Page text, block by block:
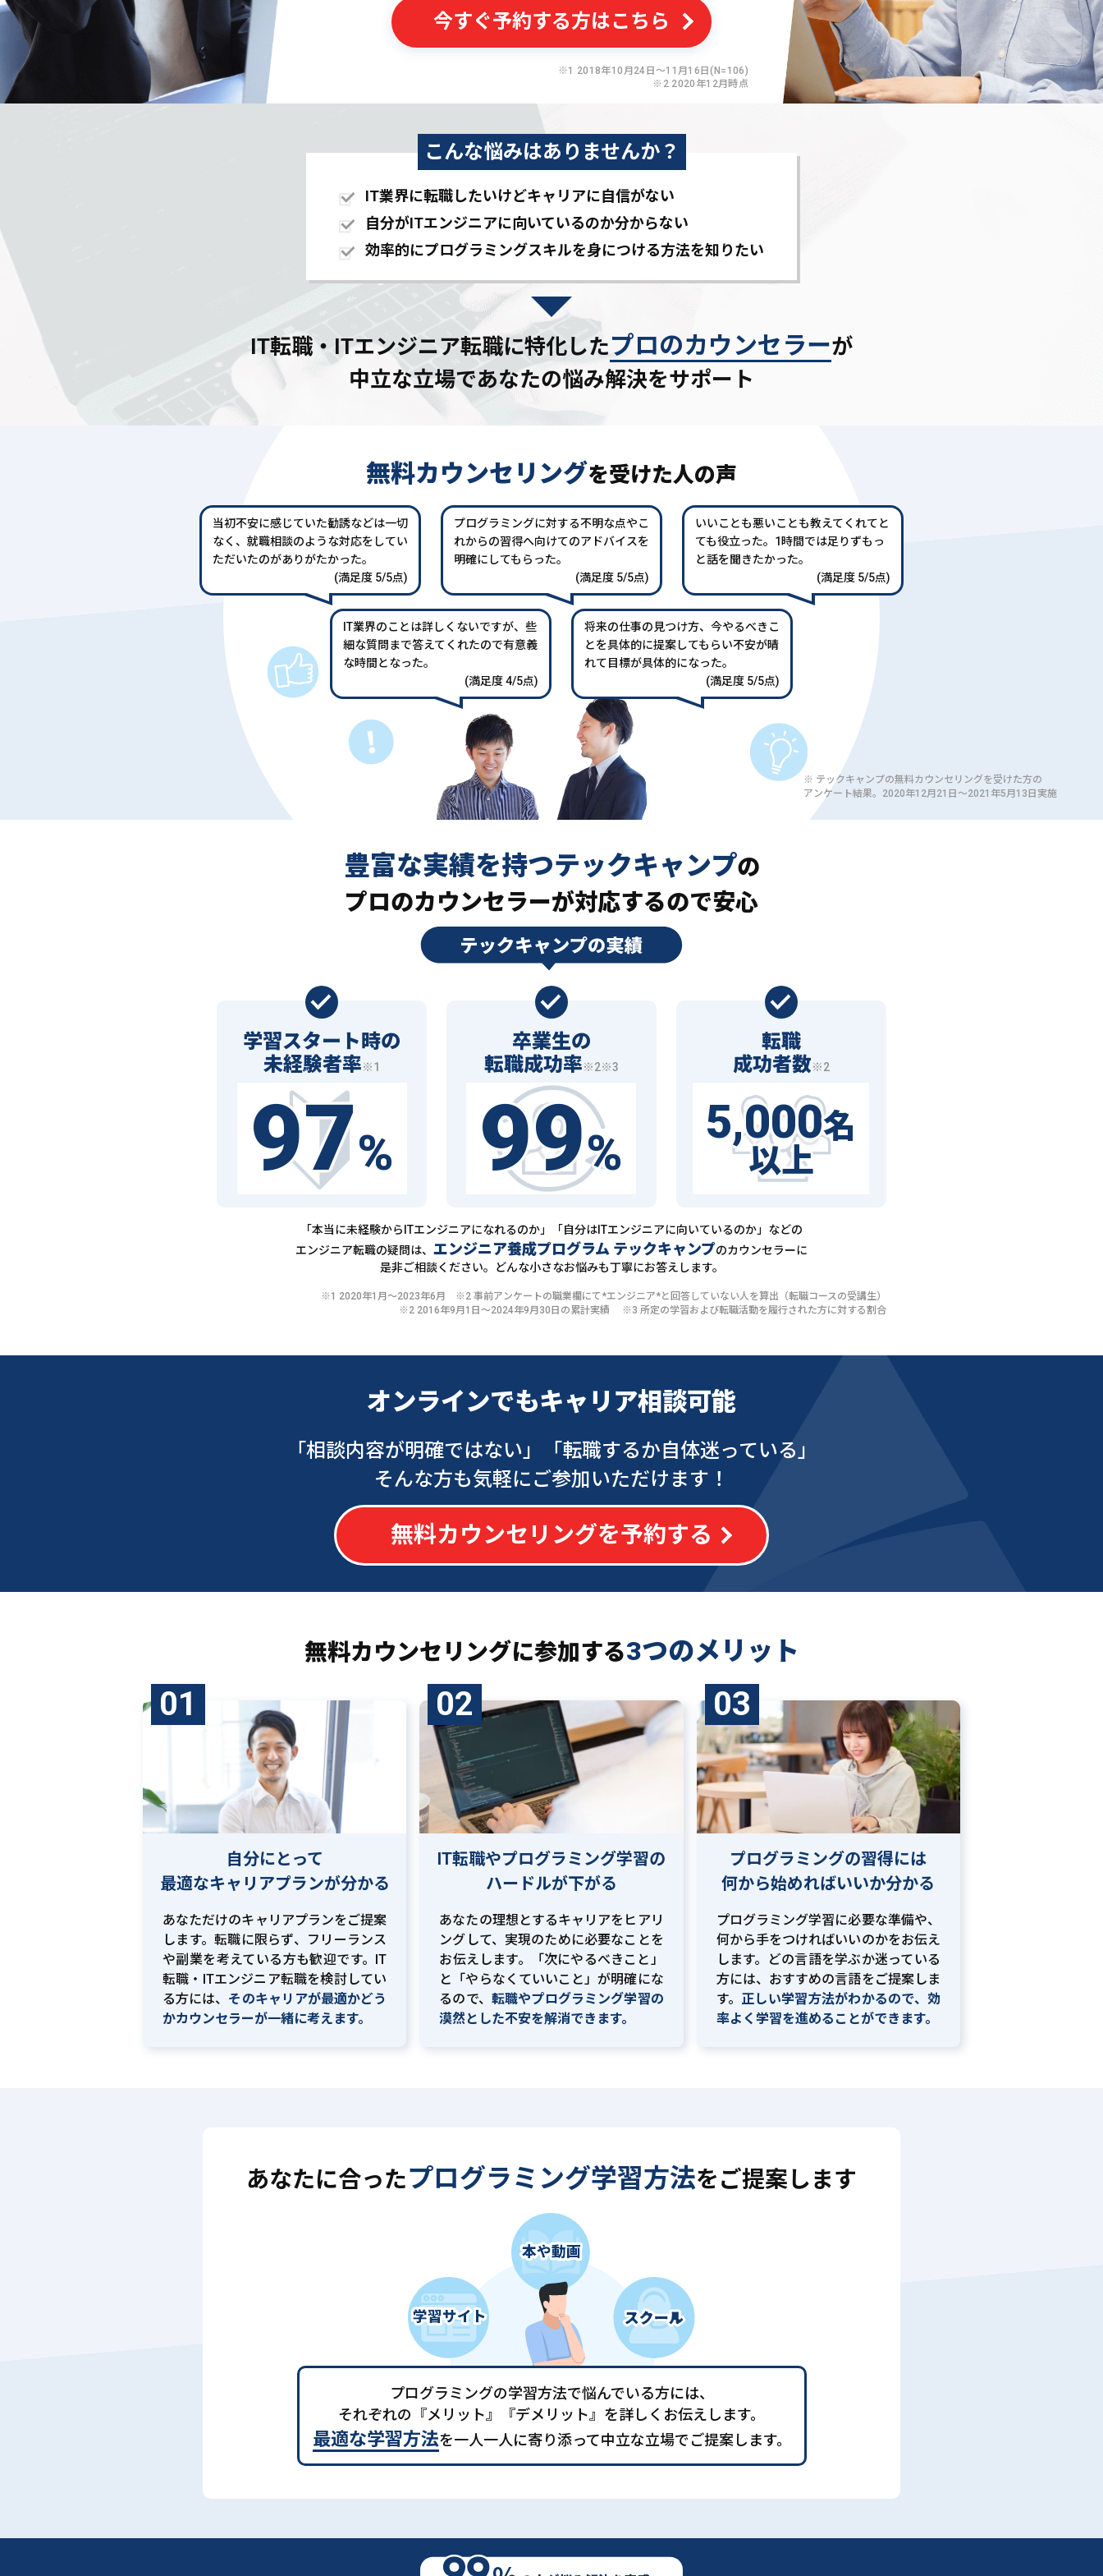
今すぐ予約する方はこちら
※1 2018年10月24日〜11月16日(N=106)
※2 2020年12月時点
こんな悩みはありませんか？
IT業界に転職したいけどキャリアに自信がない
自分がITエンジニアに向いているのか分からない
効率的にプログラミングスキルを身につける方法を知りたい
IT転職・ITエンジニア転職に特化したプロのカウンセラーが
中立な立場であなたの悩み解決をサポート
無料カウンセリングを受けた人の声
当初不安に感じていた勧誘などは一切
なく、就職相談のような対応をしてい
ただいたのがありがたかった。
(満足度 5/5点)
プログラミングに対する不明な点やこ
れからの習得へ向けてのアドバイスを
明確にしてもらった。
(満足度 5/5点)
いいことも悪いことも教えてくれてと
ても役立った。1時間では足りずもっ
と話を聞きたかった。
(満足度 5/5点)
IT業界のことは詳しくないですが、些
細な質問まで答えてくれたので有意義
な時間となった。
(満足度 4/5点)
将来の仕事の見つけ方、今やるべきこ
とを具体的に提案してもらい不安が晴
れて目標が具体的になった。
(満足度 5/5点)
※ テックキャンプの無料カウンセリングを受けた方の
アンケート結果。2020年12月21日〜2021年5月13日実施
豊富な実績を持つテックキャンプの
プロのカウンセラーが対応するので安心
学習スタート時の
未経験者率※1
97%
卒業生の
転職成功率※2※3
99%
転職
成功者数※2
5,000名
以上
「本当に未経験からITエンジニアになれるのか」「自分はITエンジニアに向いているのか」などの
エンジニア転職の疑問は、 エンジニア養成プログラム テックキャンプのカウンセラーに
是非ご相談ください。どんな小さなお悩みも丁寧にお答えします。
※1 2020年1月〜2023年6月 ※2 事前アンケートの職業欄にて*エンジニア*と回答していない人を算出（転職コースの受講生）
※2 2016年9月1日〜2024年9月30日の累計実績 ※3 所定の学習および転職活動を履行された方に対する割合
オンラインでもキャリア相談可能
「相談内容が明確ではない」
「転職するか自体迷っている」
そんな方も気軽にご参加いただけます！
無料カウンセリングを予約する
無料カウンセリングに参加する3つのメリット
01
自分にとって
最適なキャリアプランが分かる
あなただけのキャリアプランをご提案
します。転職に限らず、フリーランス
や副業を考えている方も歓迎です。IT
転職・ITエンジニア転職を検討してい
る方には、 そのキャリアが最適かどう
かカウンセラーが一緒に考えます。
02
IT転職やプログラミング学習の
ハードルが下がる
あなたの理想とするキャリアをヒアリ
ングして、実現のために必要なことを
お伝えします。「次にやるべきこと」
と「やらなくていいこと」が明確にな
るので、 転職やプログラミング学習の
漠然とした不安を解消できます。
03
プログラミングの習得には
何から始めればいいか分かる
プログラミング学習に必要な準備や、
何から手をつければいいのかをお伝え
します。どの言語を学ぶか迷っている
方には、おすすめの言語をご提案しま
す。 正しい学習方法がわかるので、効
率よく学習を進めることができます。
あなたに合ったプログラミング学習方法をご提案します
プログラミングの学習方法で悩んでいる方には、
それぞれの『メリット』『デメリット』を詳しくお伝えします。
最適な学習方法を一人一人に寄り添って中立な立場でご提案します。